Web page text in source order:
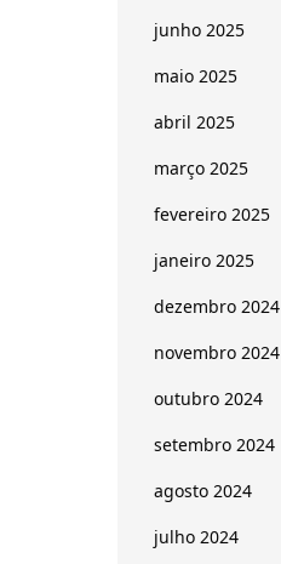
junho 2025
maio 2025
abril 2025
março 2025
fevereiro 2025
janeiro 2025
dezembro 2024
novembro 2024
outubro 2024
setembro 2024
agosto 2024
julho 2024